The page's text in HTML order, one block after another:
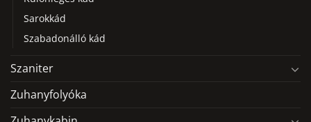
Sarokkád
Szabadonálló kád
Szaniter
Zuhanyfolyóka